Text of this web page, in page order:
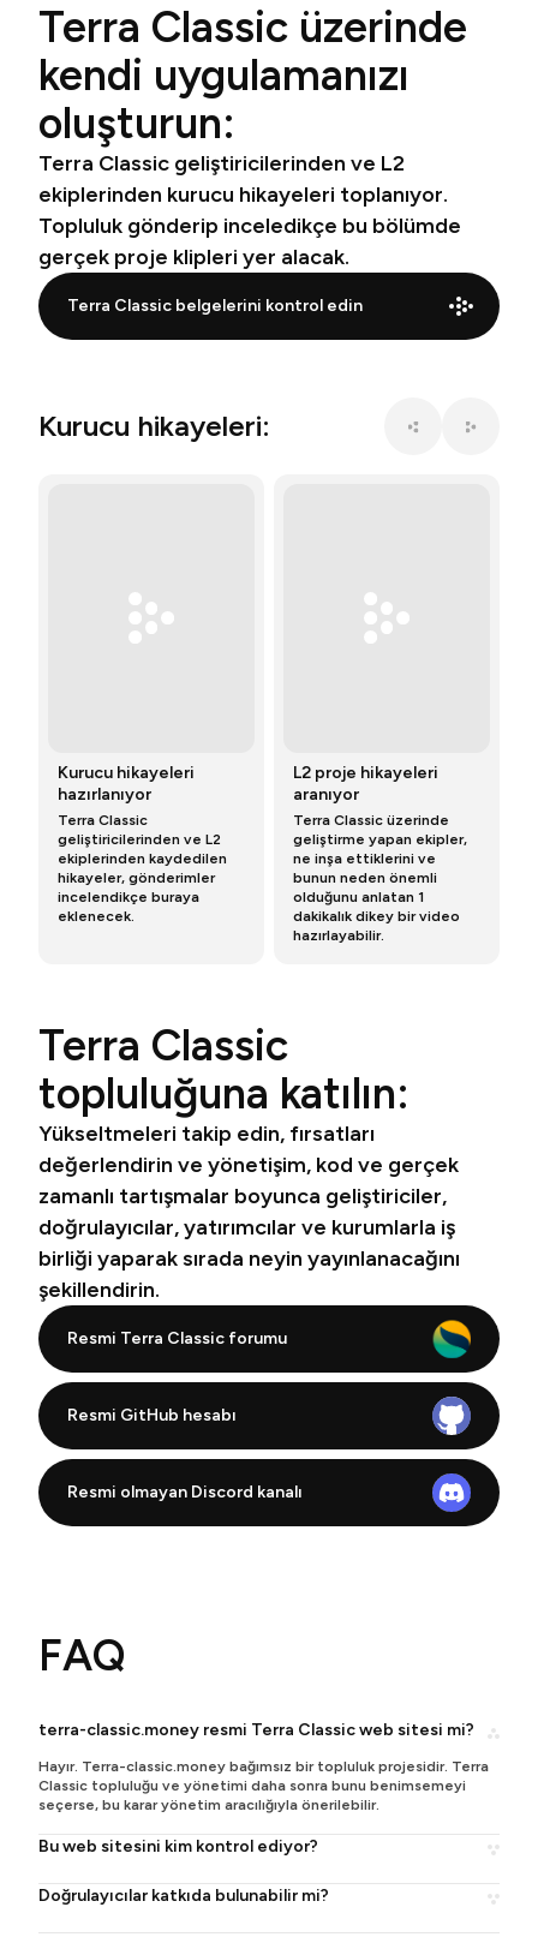
Terra Classic üzerinde
kendi uygulamanızı
oluşturun:
Terra Classic geliştiricilerinden ve L2
ekiplerinden kurucu hikayeleri toplanıyor.
Topluluk gönderip inceledikçe bu bölümde
gerçek proje klipleri yer alacak.
Terra Classic belgelerini kontrol edin
Kurucu hikayeleri:
Kurucu hikayeleri
hazırlanıyor
Terra Classic
geliştiricilerinden ve L2
ekiplerinden kaydedilen
hikayeler, gönderimler
incelendikçe buraya
eklenecek.
L2 proje hikayeleri
aranıyor
Terra Classic üzerinde
geliştirme yapan ekipler,
ne inşa ettiklerini ve
bunun neden önemli
olduğunu anlatan 1
dakikalık dikey bir video
hazırlayabilir.
Terra Classic
topluluğuna katılın:
Yükseltmeleri takip edin, fırsatları
değerlendirin ve yönetişim, kod ve gerçek
zamanlı tartışmalar boyunca geliştiriciler,
doğrulayıcılar, yatırımcılar ve kurumlarla iş
birliği yaparak sırada neyin yayınlanacağını
şekillendirin.
Resmi Terra Classic forumu
Resmi GitHub hesabı
Resmi olmayan Discord kanalı
FAQ
terra-classic.money resmi Terra Classic web sitesi mi?
Hayır. Terra-classic.money bağımsız bir topluluk projesidir. Terra
Classic topluluğu ve yönetimi daha sonra bunu benimsemeyi
seçerse, bu karar yönetim aracılığıyla önerilebilir.
Bu web sitesini kim kontrol ediyor?
Doğrulayıcılar katkıda bulunabilir mi?